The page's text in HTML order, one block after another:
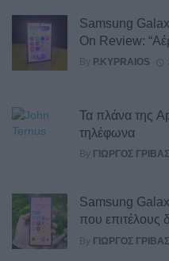
Samsung
On Review:
By P.KYPRAIOS
Τα πλάνα της
τηλέφωνα
By ΓΙΏΡΓΟΣ ΓΡΊΒΑΣ
Samsung
που επιτέλους
By ΓΙΏΡΓΟΣ ΓΡΊΒΑΣ